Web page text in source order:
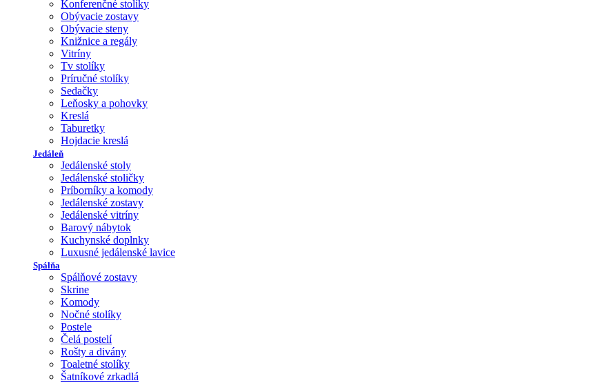
Konferenčné stolíky
Obývacie zostavy
Obývacie steny
Knižnice a regály
Vitríny
Tv stolíky
Príručné stolíky
Sedačky
Leňosky a pohovky
Kreslá
Taburetky
Hojdacie kreslá
Jedáleň
Jedálenské stoly
Jedálenské stoličky
Príborníky a komody
Jedálenské zostavy
Jedálenské vitríny
Barový nábytok
Kuchynské doplnky
Luxusné jedálenské lavice
Spálňa
Spálňové zostavy
Skrine
Komody
Nočné stolíky
Postele
Čelá postelí
Rošty a divány
Toaletné stolíky
Šatníkové zrkadlá